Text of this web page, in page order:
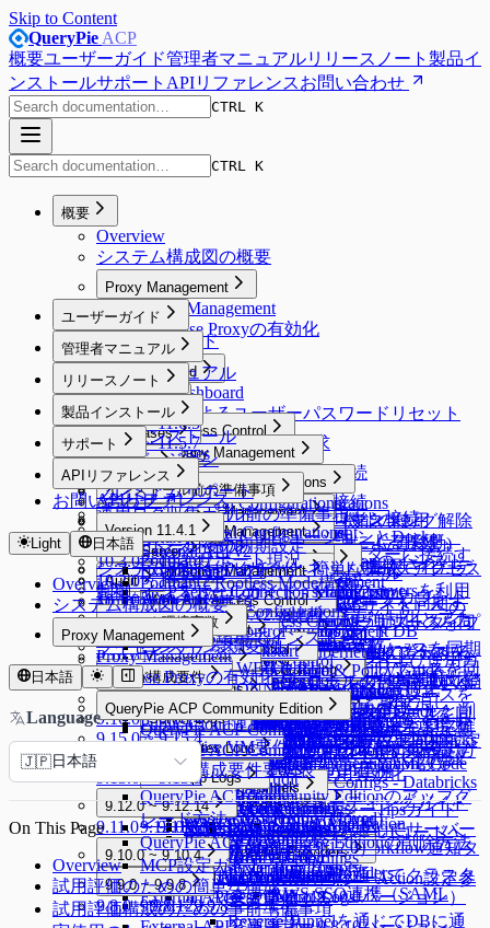
Skip to Content
QueryPie ACP
概要ユーザーガイド管理者マニュアルリリースノート 製品イ
ンストールサポート APIリファレンスお問い合わせ
CTRL K
CTRL K
概要
Overview
システム構成図の概要
Proxy Management
Proxy Management
Database Proxyの有効化
ユーザーガイド
ユーザーガイド
My Dashboard
My Dashboard
Emailによるユーザーパスワードリセット
Workflow
DB Access Requestの要求
SQL Requestの要求
SQL Request要求
実行計画（Explain）機能の使用
SQL Export Requestの要求
Unmasking Requestの要求（マスキング解除
要求）
Restricted Data Accessの要求（制限されたデ
ータアクセス要求）
Server Access Requestの要求
Server Privilege Requestの要求
Access Role Requestの要求
IP Registration Requestの要求
DBポリシー例外の要求
承認付加機能（代理承認、再提出など）
Database Access Control
Database Access Control
Web SQLエディターでの接続
Default Privilegeの設定
エージェントなしでのプロキシ接続
Google BigQuery OAuth認証による接続
Custom Data Sourceへの接続
Server Access Control
Server Access Control
認証されたサーバーへの接続
Webターミナルの使用
Web SFTPの使用
Kubernetes Access Control
Kubernetes Access Control
アクセス権限一覧の確認
Web ClientでKubernetesクラスターに接続す
る
Web Access Control
Web Access Control
Root CA証明書およびExtensionのインスト
ール
Webアプリケーション（Webサイト）への
アクセス
MCP Access Control
MCP Access Control
MACを使用してRemote MCP Serversを利用
する
Preferences
User Agent
Multi Agent
Multi Agent
Multi Agent Linuxインストールおよび使用ガ
イド
Multi Agent Seamless SSH使用ガイド
Multi Agent OS別3rd Party Toolサポート一覧
Multi Agent - qpctl CLI使用ガイド
AI Chat
管理者マニュアル
管理者マニュアル
General
General
Company Management
Company Management
General
Security
Allowed Zones
Channels
Alerts
Alerts
New Request > リクエストタイプ
別テンプレート変数
Licenses
User Management
User Management
Users
Users
ユーザープロフィール
qp-adminデフォルトアカウント
のパスワード変更強制化とアカ
ウント削除機能
Groups
Roles
Profile Editor
Profile Editor
Custom Attribute
Authentication
Authentication
Okta連携
LDAP連携
AWS SSO連携
Google SAML連携
Multi-Factor Authentication設定
Provisioning
Provisioning
Provisioning有効化
[Okta] プロビジョニング連携ガ
イド
Workflow Management
Workflow Management
All Requests
Approval Rules
Workflow Configurations
System
System
Integrations
Integrations
Syslog連携
Splunk連携
Secret Store連携
Email連携
Event Callback連携
OAuth 2.0を使用するための
Google Cloud API連携
Slack DM連携
Slack DM連携
Slack DM - Workflow通知タ
イプ
OAuth Client Application
Identity Providers
Identity Providers
AWS SSO連携（SAML
2.0）
LLM Provider設定
API Token
Jobs
Maintenance
Databases
Databases
DAC General Configurations
DAC General Configurations
Unmasking Zones
Masking Pattern (メニュー位置移動)
Connection Management
Connection Management
Cloud Providers
Cloud Providers
AWSからDBリソースを同期す
る
MS AzureからDBリソースを同期
する
Google CloudからDBリソースを
同期する
Dry Run機能でクラウド同期設定
を確認する
DB Connections
DB Connections
MongoDB専用ガイド
DocumentDB専用ガイド
Google BigQuery OAuth認証設定
AWS Athena専用ガイド
Custom Data Source設定とログ確
認
SSL Configurations
SSH Configurations
Kerberos Configurations
Custom JDBC Configs
Custom JDBC Configs
QSI Parser Selection
Custom JDBC Configs - Databricks
例
Custom JDBC Configs - Databricks
例
DB Access Control
DB Access Control
Privilege Type
Privilege Type
MongoDB / Document DB
Privilege Type Mapping
Access Control
Policies
Policies
Data Access
Masking Pattern
Data Masking
Sensitive Data
Policy Exception
Query Rules
Ledger Management
Ledger Management
Ledger Table Policy
Ledger Approval Rules
(New) Policy Management
(New) Policy Management
Data Paths
Data Policies
Exception Management
Monitoring
Monitoring
Running Queries
Proxy Management
Servers
Servers
SAC General Configurations
Connection Management
Connection Management
Cloud Providers
Cloud Providers
AWSからサーバーリソースを同
期する
Azureからサーバーリソースを同
期する
GCPからサーバーリソースを同
期する
Servers
Servers
個別サーバーを手動で登録する
Server Groups
Server Groups
サーバーをグループで管理する
Server Agents for RDP
Server Agents for RDP
Server Agentのインストールと削
除
ProxyJump Configurations
ProxyJump Configurations
ProxyJump作成
Server Account Management
Server Account Management
Server Account Templates
SSH Key Configurations
Account Management
Password Provisioning
Password Provisioning
パスワード変更Job作成
Session Monitoring
Server Access Control
Server Access Control
Access Control
Access Control
Permissionsの付与と取り消し
Roleの付与と取り消し
Server Privilegeの付与
Roles
Policies
Policies
サーバーアクセスポリシー設定
Server Proxy使用有効化
Command Templates
Blocked Accounts
Kubernetes
Kubernetes
KAC General Configurations
Connection Management
Connection Management
Cloud Providers
Cloud Providers
AWSからKubernetesリソースを
同期する
Clusters
Clusters
Kubernetesクラスターを手動で登
録する
K8s Access Control
K8s Access Control
Access Control
Access Control
Kubernetesロールの付与と取り消
し
Roles
Roles
Kubernetesロール設定
Policies
Policies
Kubernetesポリシー設定
KubernetesポリシーYAML Code
構文ガイド
KubernetesポリシーTipsガイド
KubernetesポリシーUIコードヘ
ルパーガイド
KubernetesポリシーAction設定参
考ガイド
Web Apps
Web Apps
Connection Management
Connection Management
Web Apps
Web App Configurations
Web App Access Control
Web App Access Control
Access Control
Access Control
ロールの付与と取り消し
Roles
Policies
WAC Quickstart
WAC Quickstart
[~10.2.7] WAC Role & Policy Guide
[10.2.8~] WAC RBAC Guide
[10.3.0 ~] WAC JIT権限取得Guide
Root CA証明書インストールガイド
Web App ConfigurationsでWAC初期設
定
WACトラブルシューティングガイド
WAC FAQ
MCP Server
MCP Server
MCP Server Connection Management
MAC General Configurations
MCP Access Control
Audit
Audit
Reports
Reports
Reports
Audit Log Export
General Logs
General Logs
User Access History
Activity Logs
Admin Role History
Workflow Logs
Reverse Tunnels
Reverse Tunnels
Reverse Tunnelを通じてサーバー
に通信する
Reverse Tunnelを通じてクラスタ
ーに通信する
Reverse Tunnelを通じてDBに通
AI Chat Audit
Database Logs
Database Logs
DB Access History
Query Audit
Running Queries
DML Snapshots
Account Lock History
Access Control Logs
Policy Audit Logs
Policy Exception Logs
Server Logs
Server Logs
Server Access History
Command Audit
Session Logs
Session Monitoring (Moved)
Access Control Logs
Server Role History
Account Lock History
Kubernetes Logs
Kubernetes Logs
Request Audit
Pod Session Recordings
Kubernetes Role History
Web App Logs
Web App Logs
Web Access History
Web Event Audit
User Activity Recordings
Web App Role History
JIT Access Control Logs
MCP
MCP
Request Audit
MCP Server Role History
Multi Agent 制約事項
リリースノート
Release Notes
11.6.0 ~ 11.6.5
11.5.0 ~ 11.5.7
11.4.0
11.3.0
11.2.0
11.1.0 ~ 11.1.2
11.0.0
10.3.0 ~ 10.3.4
10.2.0 ~ 10.2.12
10.1.0 ~ 10.1.11
10.0.0 ~ 10.0.2
9.20.0 ~ 9.20.2
9.19.0
9.18.0 ~ 9.18.3
9.17.0 ~ 9.17.1
9.16.0 ~ 9.16.4
9.15.0 ~ 9.15.4
9.14.0 ~ 9.14.3
9.13.0 ~ 9.13.5
9.12.0 ~ 9.12.14
9.12.0 ~ 9.12.14
メニュー改善ガイド（9.12.0）
9.11.0 ~ 9.11.5
9.10.0 ~ 9.10.4
9.10.0 ~ 9.10.4
External API変更事項（9.10.0バージョン）
9.9.0 ~ 9.9.8
9.9.0 ~ 9.9.8
9.8.0 ~ 9.8.12
製品インストール
製品インストール
製品バージョン
インストール前の準備事項
インストール前の準備事項
LinuxディストリビューションとDocker、
Podmanサポート現況
PodmanでRootless Mode構成
インストール
インストール
インストールガイド - 簡単な構成
インストールガイド - setup.v2.sh
setup.sh、setup.v2.sh比較
AWS EKS環境でインストール
インストール後の初期設定
システムアーキテクチャとネットワークアクセス
制御
コンテナ環境変数
コンテナ環境変数
QUERYPIE_WEB_URL
DB_MAX_CONNECTION_SIZE最適化
ライセンスインストール
サーバ構成要件
サーバ構成要件
Public Cloud運用サーバ要件
On-Premise VM要件
サーバ構成要件要約表
QueryPie ACP Community Edition
QueryPie ACP Community Edition
QueryPie ACP Community Edition 初期設定ガ
QueryPie ACP Community Editionのアップグ
レード方法
QueryPie ACP Community Editionの削除方法
MCP設定ガイド
サポート
サポート
プレミアムサポート
運用ログ収集ガイド
APIリファレンス
APIリファレンス
Version 11.4.1
External API v2
External API v0.9
お問い合わせ
Light 日本語
Overview
システム構成図の概要
Proxy Management
Proxy Management
Database Proxyの有効化
日本語
Language
🇯🇵日本語
On This Page
Overview
試用評価のための簡単な構成
試用評価構成のための事前準備事項